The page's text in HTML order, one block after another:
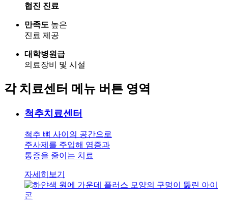
협진 진료
만족도 높은
진료 제공
대학병원급
의료장비 및 시설
각 치료센터 메뉴 버튼 영역
척추치료센터
척추 뼈 사이의 공간으로
주사제를 주입해 염증과
통증을 줄이는 치료
자세히보기